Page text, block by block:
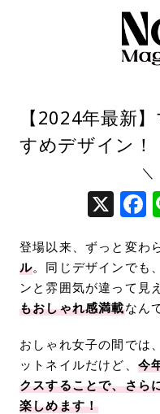
（更新日
【2024年最新
すめデザイン！
X
登場以来、ずっと変わ
ル。同じデザインでも
ンと雰囲気が違って見
もおしゃれ感満載なん
おしゃれ女子の間では
ットネイルだけど、 今
クスすることで、さら
楽しめます！